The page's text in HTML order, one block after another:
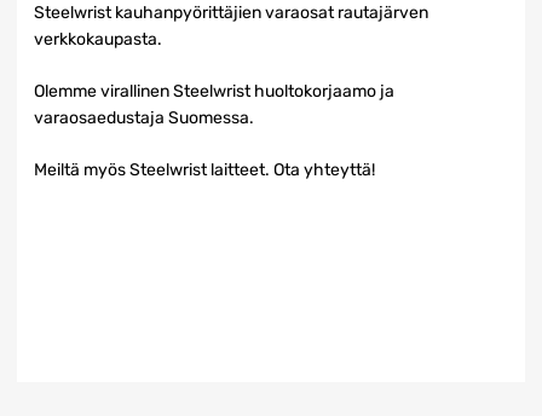
Steelwrist kauhanpyörittäjien varaosat rautajärven
verkkokaupasta.
Olemme virallinen Steelwrist huoltokorjaamo ja
varaosaedustaja Suomessa.
Meiltä myös Steelwrist laitteet. Ota yhteyttä!